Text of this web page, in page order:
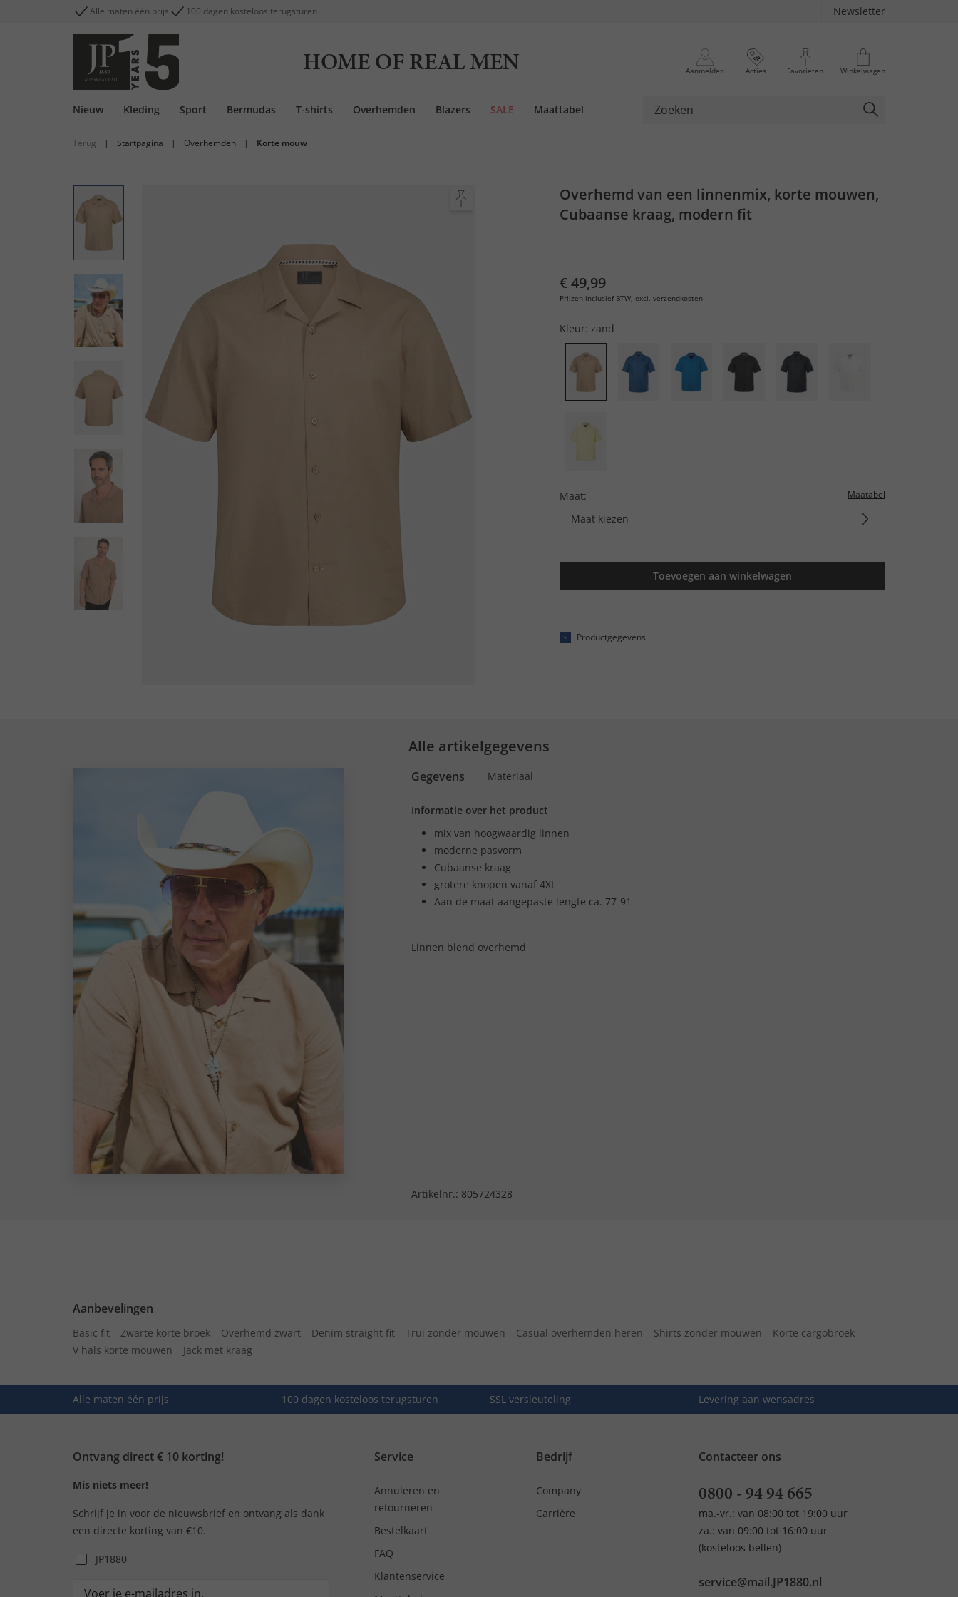
Alle maten één prijs 100 dagen kosteloos terugsturen Newsletter
HOME OF REAL MEN Aanmelden Acties Favorieten Winkelwagen
Nieuw Kleding Sport Bermudas T-shirts Overhemden Blazers SALE Maattabel
Terug | Startpagina | Overhemden | Korte mouw
Overhemd van een linnenmix, korte mouwen,
Cubaanse kraag, modern fit
€ 49,99
Prijzen inclusief BTW, excl. verzendkosten
Kleur: zand
Maat: Maatabel
Maat kiezen
Toevoegen aan winkelwagen
Productgegevens
Alle artikelgegevens
Gegevens Materiaal
Informatie over het product
mix van hoogwaardig linnen
moderne pasvorm
Cubaanse kraag
grotere knopen vanaf 4XL
Aan de maat aangepaste lengte ca. 77-91
Linnen blend overhemd
Artikelnr.: 805724328
Aanbevelingen
Basic fit Zwarte korte broek Overhemd zwart Denim straight fit Trui zonder mouwen Casual overhemden heren Shirts zonder mouwen
Korte cargobroek
V hals korte mouwen
Jack met kraag
Alle maten één prijs 100 dagen kosteloos terugsturen SSL versleuteling Levering aan wensadres
Ontvang direct € 10 korting!
Mis niets meer!
Schrijf je in voor de nieuwsbrief en ontvang als dank
een directe korting van €10.
JP1880
Service
Annuleren en
retourneren
Bestelkaart
FAQ
Klantenservice
Bedrijf
Company
Carrière
Contacteer ons
0800 - 94 94 665
ma.-vr.: van 08:00 tot 19:00 uur
za.: van 09:00 tot 16:00 uur
(kosteloos bellen)
service@mail.JP1880.nl